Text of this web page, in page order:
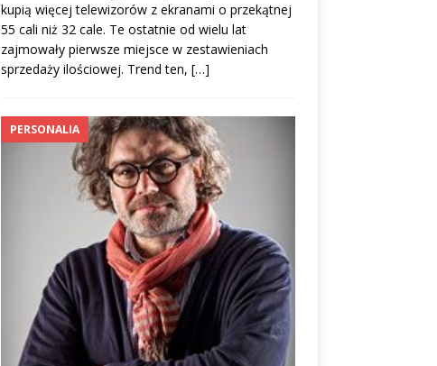
kupią więcej telewizorów z ekranami o przekątnej
55 cali niż 32 cale. Te ostatnie od wielu lat
zajmowały pierwsze miejsce w zestawieniach
sprzedaży ilościowej. Trend ten, […]
PERSONALIA